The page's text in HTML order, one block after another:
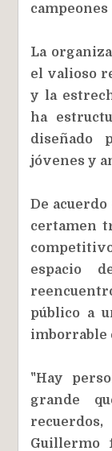
La
el valioso
y la
ha
diseñado
jóvenes y
De
certamen
espacio
público a
imborrable
"Hay
grande
Guillermo